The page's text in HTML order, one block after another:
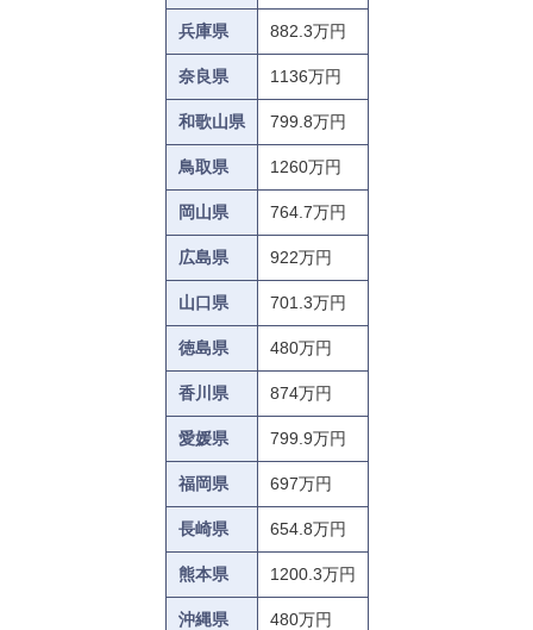
兵庫県 882.3万円
奈良県 1136万円
和歌山県 799.8万円
鳥取県 1260万円
岡山県 764.7万円
広島県 922万円
山口県 701.3万円
徳島県 480万円
香川県 874万円
愛媛県 799.9万円
福岡県 697万円
長崎県 654.8万円
熊本県 1200.3万円
沖縄県 480万円